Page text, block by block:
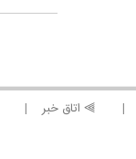
⫸ اتاق خبر